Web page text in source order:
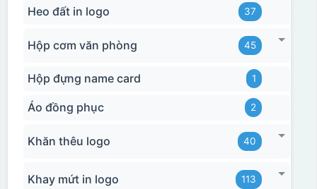
Heo đất in logo 37
Hộp cơm văn phòng 45
Hộp đựng name card 1
Áo đồng phục 2
Khăn thêu logo 40
Khay mứt in logo 113